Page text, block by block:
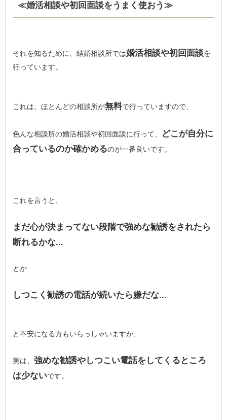
≪婚活相談や初回面談をうまく使おう≫
それを知るために、結婚相談所では婚活相談や初回面談を
行っています。
これは、ほとんどの相談所が無料で行っていますので、
色んな相談所の婚活相談や初回面談に行って、
どこが自分に
合っているのか確かめるのが一番良いです。
これを言うと、
まだ心が決まってない段階で強めな勧誘をされたら
断れるかな...
とか
しつこく勧誘の電話が続いたら嫌だな...
と不安になる方もいらっしゃいますが、
実は、強めな勧誘やしつこい電話をしてくるところ
は少ないです。